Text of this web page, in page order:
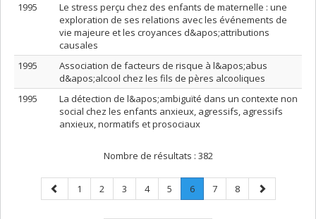
1995
Le stress perçu chez des enfants de maternelle : une
exploration de ses relations avec les événements de
vie majeure et les croyances d&apos;attributions
causales
1995
Association de facteurs de risque à l&apos;abus
d&apos;alcool chez les fils de pères alcooliques
1995
La détection de l&apos;ambiguïté dans un contexte non
social chez les enfants anxieux, agressifs, agressifs
anxieux, normatifs et prosociaux
Nombre de résultats : 382
Page
précédente
Page
1 Page
2 Page
3 Page
4 Page
5 Page
6.
Page
Page
7 Page
8
Page
suivante